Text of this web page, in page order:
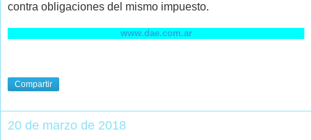
contra obligaciones del mismo impuesto.
www.dae.com.ar
Compartir
20 de marzo de 2018